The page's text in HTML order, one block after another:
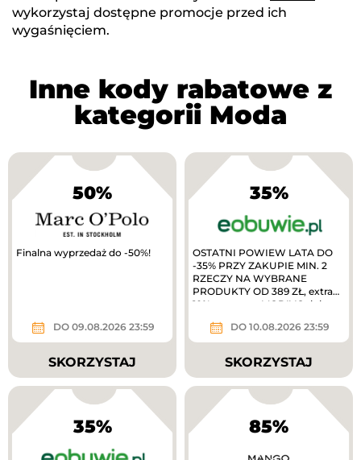
wykorzystaj dostępne promocje przed ich
wygaśnięciem.
Inne kody rabatowe z
kategorii Moda
50%
Finalna wyprzedaż do -50%!
DO 09.08.2026 23:59
SKORZYSTAJ
35%
OSTATNI POWIEW LATA DO
-35% PRZY ZAKUPIE MIN. 2
RZECZY NA WYBRANE
PRODUKTY OD 389 ZŁ, extra
10% zwrotu w MODIVOclub
DO 10.08.2026 23:59
SKORZYSTAJ
35% 85%